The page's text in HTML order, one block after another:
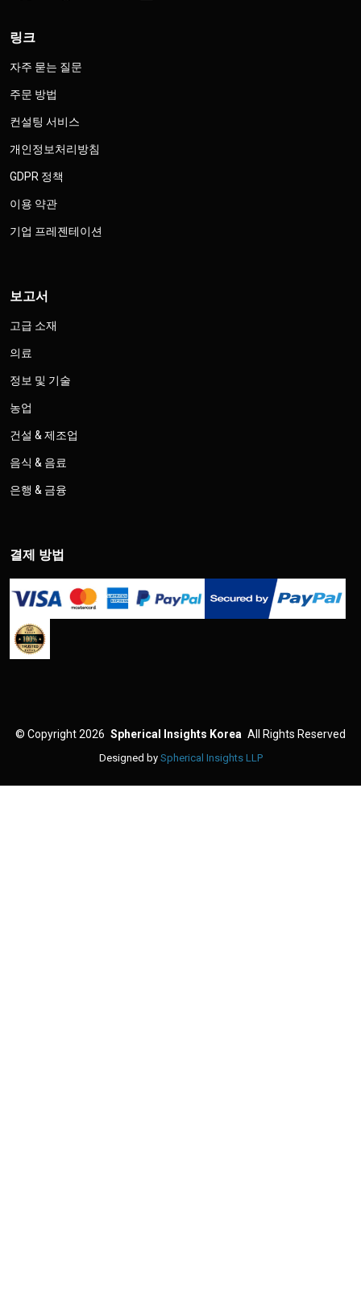
링크
자주 묻는 질문
주문 방법
컨설팅 서비스
개인정보처리방침
GDPR 정책
이용 약관
기업 프레젠테이션
보고서
고급 소재
의료
정보 및 기술
농업
건설 & 제조업
음식 & 음료
은행 & 금융
결제 방법
© Copyright 2026 Spherical Insights Korea All Rights Reserved
Designed by Spherical Insights LLP